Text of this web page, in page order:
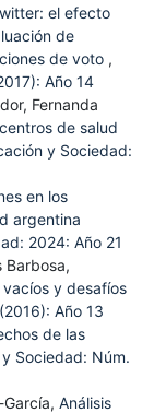
el efecto
de
de voto ,
Año 14
Fernanda
de salud
y Sociedad:
en los
argentina
2024: Año 21
Barbosa,
y desafíos
Año 13
de las
Sociedad: Núm.
Análisis